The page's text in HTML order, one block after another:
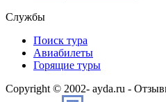
Службы
Поиск тура
Авиабилеты
Горящие туры
Copyright © 2002- ayda.ru -